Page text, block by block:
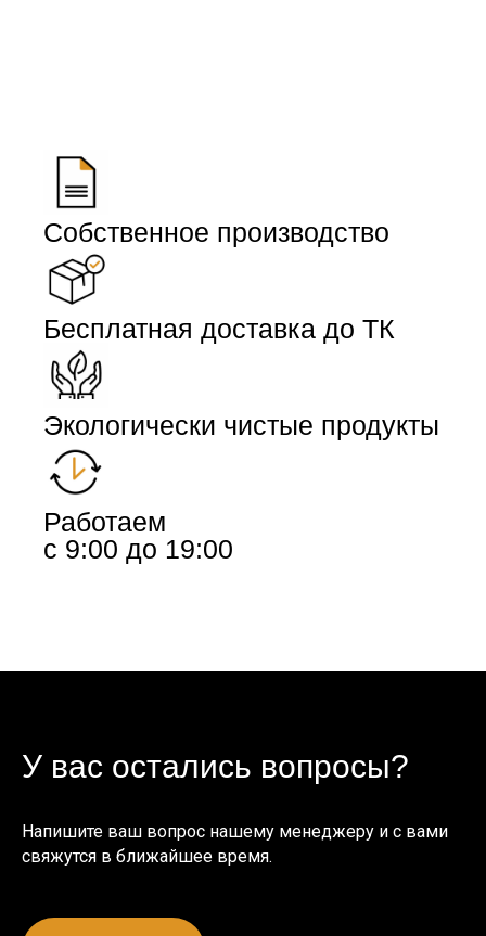
Собственное производство
Бесплатная доставка до ТК
Экологически чистые продукты
Работаем
с 9:00 до 19:00
У вас остались вопросы?
Напишите ваш вопрос нашему менеджеру и с вами
свяжутся в ближайшее время.